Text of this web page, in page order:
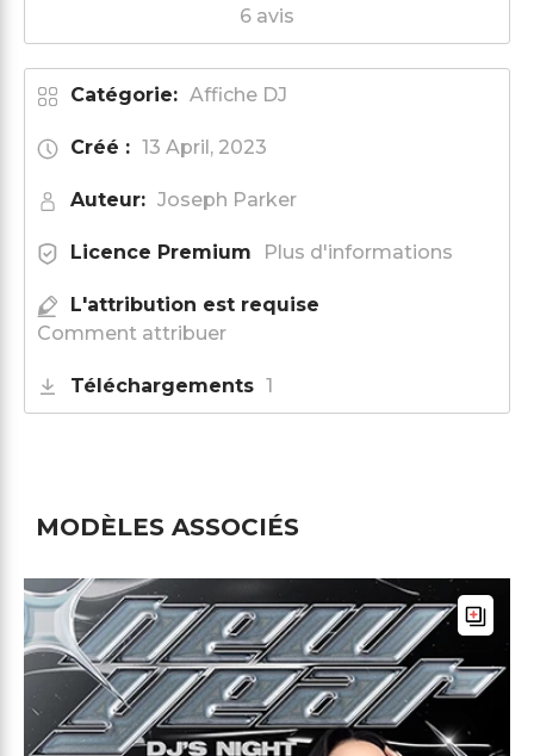
6 avis
Catégorie: Affiche DJ
Créé : 13 April, 2023
Auteur: Joseph Parker
Licence Premium Plus d'informations
L'attribution est requise
Comment attribuer
Téléchargements 1
MODÈLES ASSOCIÉS